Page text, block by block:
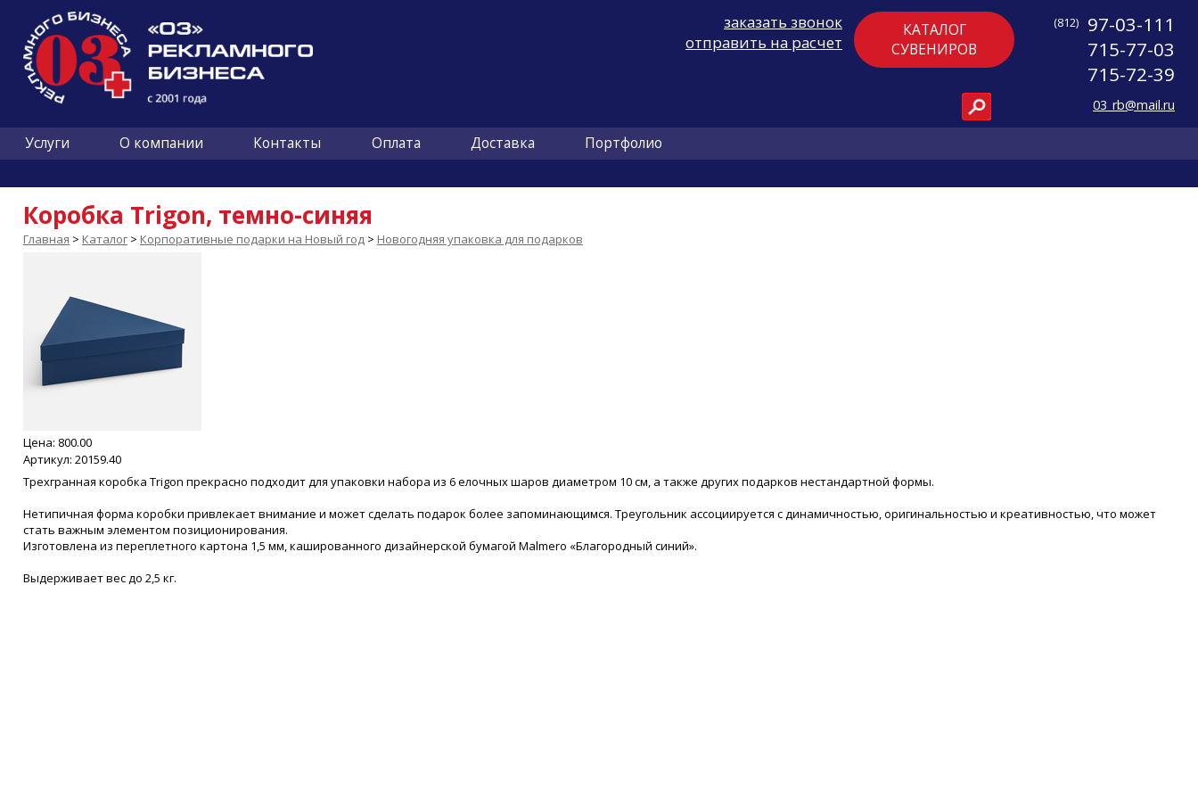
(812)
97-03-111
715-77-03
715-72-39
03_rb@mail.ru
КАТАЛОГ
СУВЕНИРОВ
заказать звонок
отправить на расчет
Услуги О компании Контакты Оплата Доставка Портфолио
Коробка Trigon, темно-синяя
Главная > Каталог > Корпоративные подарки на Новый год > Новогодняя упаковка для подарков
Цена: 800.00
Артикул: 20159.40
Трехгранная коробка Trigon прекрасно подходит для упаковки набора из 6 елочных шаров диаметром 10 см, а также других подарков нестандартной формы.
Нетипичная форма коробки привлекает внимание и может сделать подарок более запоминающимся. Треугольник ассоциируется с динамичностью, оригинальностью и креативностью, что может
стать важным элементом позиционирования.
Изготовлена из переплетного картона 1,5 мм, кашированного дизайнерской бумагой Malmero «Благородный синий».
Выдерживает вес до 2,5 кг.